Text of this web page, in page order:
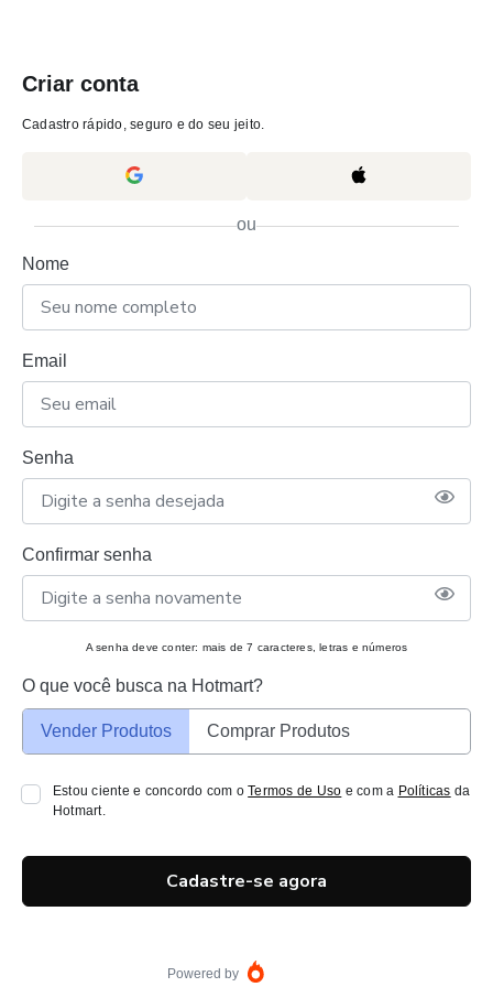
Criar conta
Cadastro rápido, seguro e do seu jeito.
ou
Nome
Email
Senha
Confirmar senha
A senha deve conter: mais de 7 caracteres, letras e números
O que você busca na Hotmart?
Vender Produtos Comprar Produtos
Estou ciente e concordo com oTermos de Uso e com a Políticas da
Hotmart.
Cadastre-se agora
Powered by